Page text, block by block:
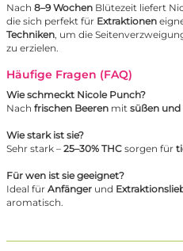
Nach 8–9 Wochen Blütezeit liefert
die sich perfekt für Extraktionen
Techniken, um die
zu erzielen.
Häufige Fragen (FAQ)
Wie schmeckt Nicole Punch?
Nach frischen Beeren mit süßen
Wie stark ist sie?
Sehr stark – 25–30% THC sorgen für
Für wen ist sie geeignet?
Ideal für Anfänger und
aromatisch.